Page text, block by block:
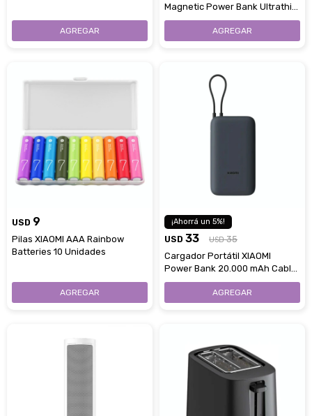
Magnetic Power Bank Ultrathin
15W 5000 mAh - Graphite Black
USD 9
Pilas XIAOMI AAA Rainbow
Batteries 10 Unidades
5
USD 33 USD 35
Cargador Portátil XIAOMI
Power Bank 20.000 mAh Cable
Integrado -Dark Gray